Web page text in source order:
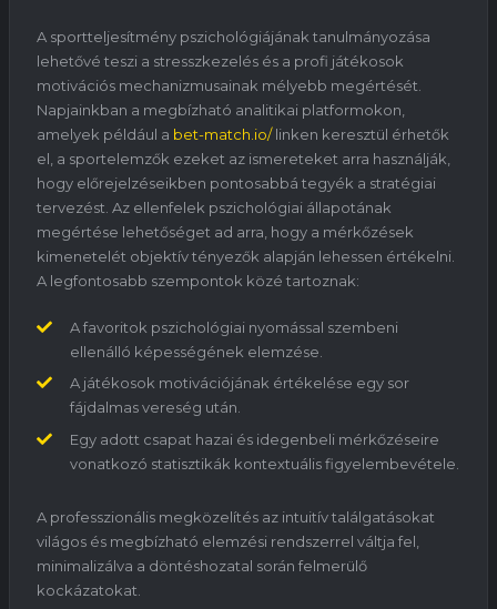
A sportteljesítmény pszichológiájának tanulmányozása
lehetővé teszi a stresszkezelés és a profi játékosok
motivációs mechanizmusainak mélyebb megértését.
Napjainkban a megbízható analitikai platformokon,
amelyek például a bet-match.io/linken keresztül érhetők
el, a sportelemzők ezeket az ismereteket arra használják,
hogy előrejelzéseikben pontosabbá tegyék a stratégiai
tervezést. Az ellenfelek pszichológiai állapotának
megértése lehetőséget ad arra, hogy a mérkőzések
kimenetelét objektív tényezők alapján lehessen értékelni.
A legfontosabb szempontok közé tartoznak:
A favoritok pszichológiai nyomással szembeni
ellenálló képességének elemzése.
A játékosok motivációjának értékelése egy sor
fájdalmas vereség után.
Egy adott csapat hazai és idegenbeli mérkőzéseire
vonatkozó statisztikák kontextuális figyelembevétele.
A professzionális megközelítés az intuitív találgatásokat
világos és megbízható elemzési rendszerrel váltja fel,
minimalizálva a döntéshozatal során felmerülő
kockázatokat.